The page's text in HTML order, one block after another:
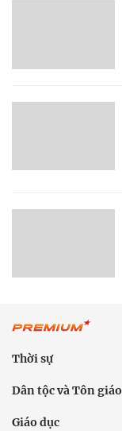
Thời sự
Dân tộc và Tôn giáo
Giáo dục